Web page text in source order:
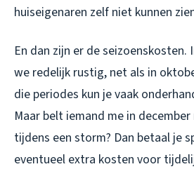
huiseigenaren zelf niet kunnen
En dan zijn er de seizoenskosten.
we redelijk rustig, net als in
die periodes kun je vaak
Maar belt iemand me in
tijdens een storm? Dan betaal je
eventueel extra kosten voor